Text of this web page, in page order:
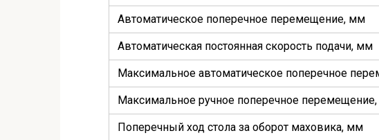
Автоматическое поперечное перемещение, мм
Автоматическая постоянная скорость подачи, мм
Максимальное автоматическое поперечное
Максимальное ручное поперечное
Поперечный ход стола за оборот маховика, мм